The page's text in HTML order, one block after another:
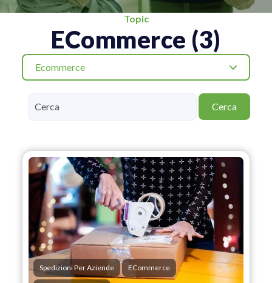
Topic
ECommerce (3)
Ecommerce
Cerca
Spedizioni Per Aziende ECommerce